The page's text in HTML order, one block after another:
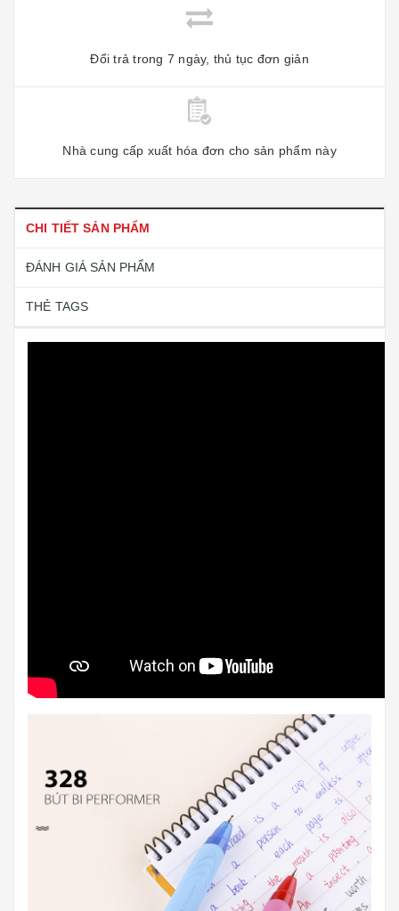
Đổi trả trong 7 ngày, thủ tục đơn giản
Nhà cung cấp xuất hóa đơn cho sản phẩm này
CHI TIẾT SẢN PHẨM
ĐÁNH GIÁ SẢN PHẨM
THẺ TAGS